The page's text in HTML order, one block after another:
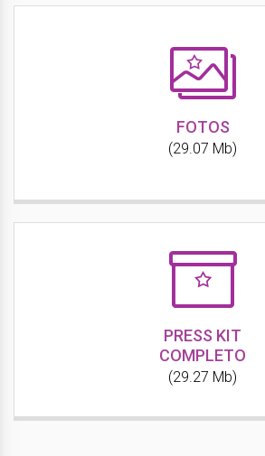
FOTOS
(29.07 Mb)
PRESS KIT
COMPLETO
(29.27 Mb)